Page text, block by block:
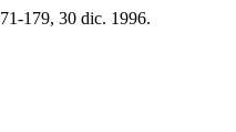
179, 30 dic. 1996.